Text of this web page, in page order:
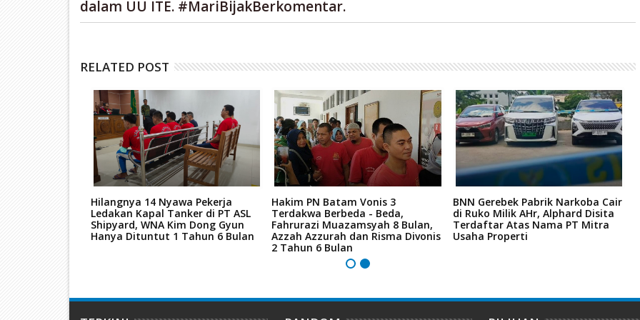
dalam UU ITE. #MariBijakBerkomentar.
RELATED POST
Hilangnya 14 Nyawa Pekerja
Ledakan Kapal Tanker di PT ASL
Shipyard, WNA Kim Dong Gyun
Hanya Dituntut 1 Tahun 6 Bulan
Hakim PN Batam Vonis 3
Terdakwa Berbeda - Beda,
Fahrurazi Muazamsyah 8 Bulan,
Azzah Azzurah dan Risma Divonis
2 Tahun 6 Bulan
BNN Gerebek Pabrik Narkoba Cair
di Ruko Milik AHr, Alphard Disita
Terdaftar Atas Nama PT Mitra
Usaha Properti